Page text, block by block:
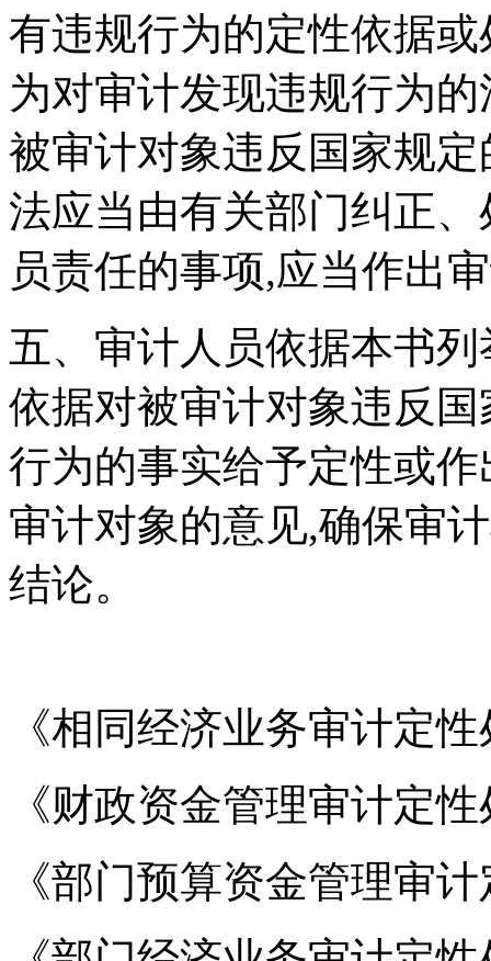
有违规行为的定性依据
为对审计发现违规行为
被审计对象违反国家规
法应当由有关部门纠正
员责任的事项,应当作出
五、审计人员依据本书
依据对被审计对象违反
行为的事实给予定性或
审计对象的意见,确保审
结论。
《相同经济业务审计定
《财政资金管理审计定
《部门预算资金管理审